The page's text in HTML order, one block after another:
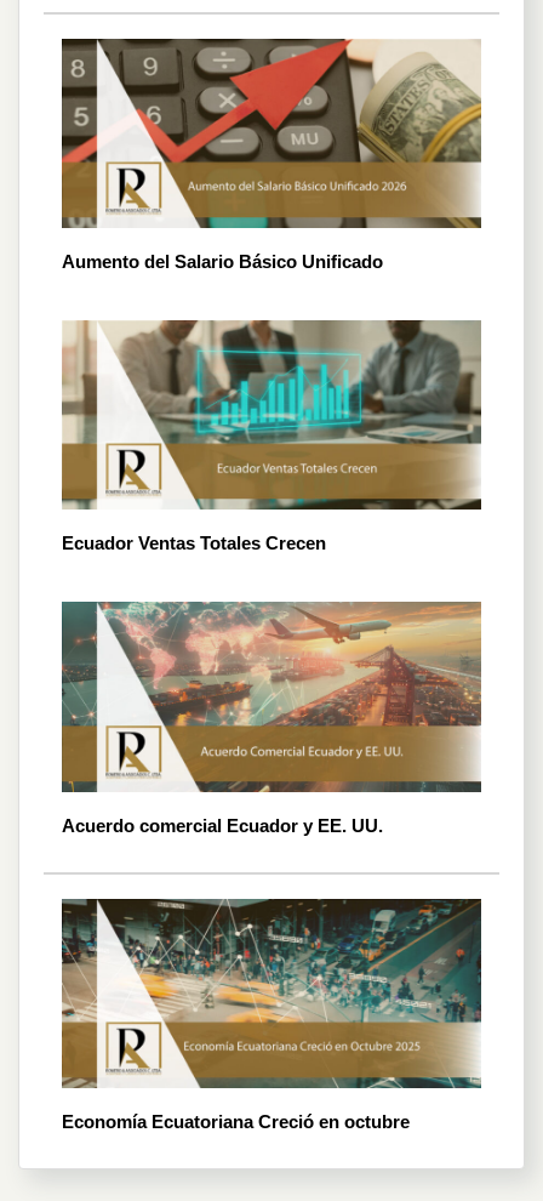
Aumento del Salario Básico Unificado
Ecuador Ventas Totales Crecen
Acuerdo comercial Ecuador y EE. UU.
Economía Ecuatoriana Creció en octubre